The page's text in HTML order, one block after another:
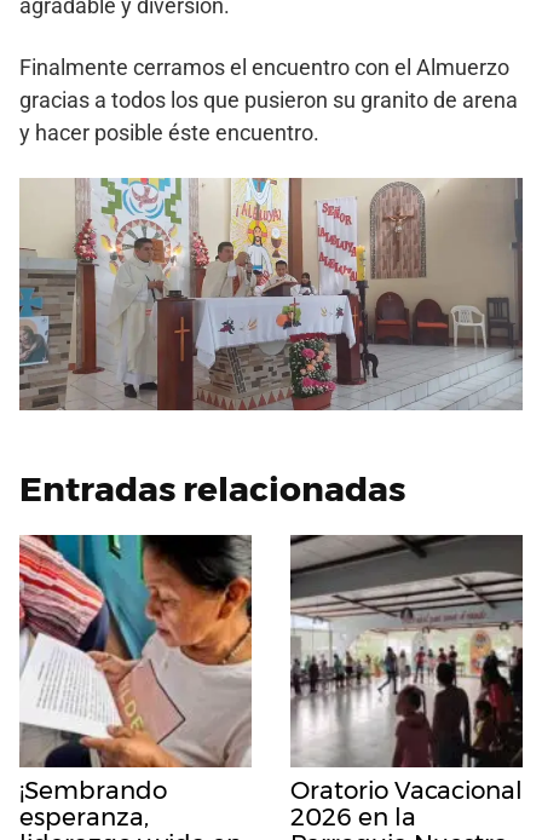
agradable y diversión.
Finalmente cerramos el encuentro con el Almuerzo
gracias a todos los que pusieron su granito de arena
y hacer posible éste encuentro.
Entradas relacionadas
¡Sembrando
esperanza,
Oratorio Vacacional
2026 en la